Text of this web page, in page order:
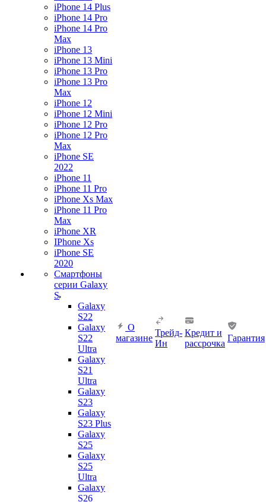
iPhone 14 Plus
iPhone 14 Pro
iPhone 14 Pro
Max
iPhone 13
iPhone 13 Mini
iPhone 13 Pro
iPhone 13 Pro
Max
iPhone 12
iPhone 12 Mini
iPhone 12 Pro
iPhone 12 Pro
Max
iPhone SE
2022
iPhone 11
iPhone 11 Pro
iPhone Xs Max
iPhone 11 Pro
Max
iPhone XR
IPhone Xs
iPhone SE
2020
Смартфоны
серии Galaxy
S
Galaxy
S22
Galaxy
S22
Ultra
Galaxy
S21
Ultra
Galaxy
S23
Galaxy
S23 Plus
Galaxy
S25
Galaxy
S25
Ultra
Galaxy
S26
О
магазине
Трейд-
Ин
Кредит и
рассрочка
Гарантия